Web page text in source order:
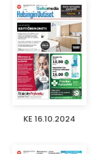
KE 16.10.2024